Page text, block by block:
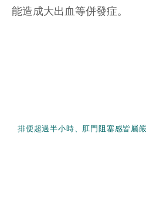
能造成大出血等併發症。
排便超過半小時、肛門阻塞感皆屬